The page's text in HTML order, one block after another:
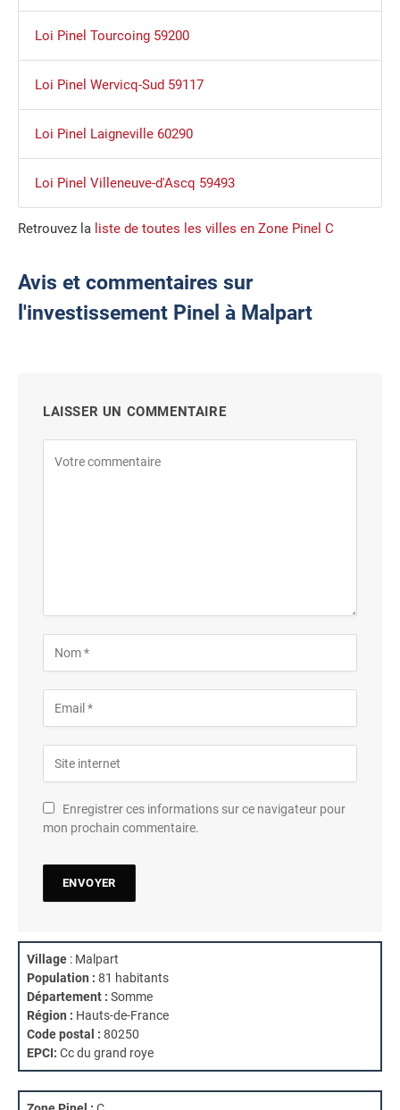
Loi Pinel Tourcoing 59200
Loi Pinel Wervicq-Sud 59117
Loi Pinel Laigneville 60290
Loi Pinel Villeneuve-d'Ascq 59493
Retrouvez la liste de toutes les villes en Zone Pinel C
Avis et commentaires sur
l'investissement Pinel à Malpart
LAISSER UN COMMENTAIRE
Enregistrer ces informations sur ce navigateur pour
mon prochain commentaire.
Village : Malpart
Population : 81 habitants
Département : Somme
Région : Hauts-de-France
Code postal : 80250
EPCI: Cc du grand roye